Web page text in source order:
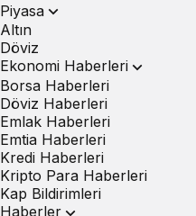
Piyasa
Altın
Döviz
Ekonomi Haberleri
Borsa Haberleri
Döviz Haberleri
Emlak Haberleri
Emtia Haberleri
Kredi Haberleri
Kripto Para Haberleri
Kap Bildirimleri
Haberler